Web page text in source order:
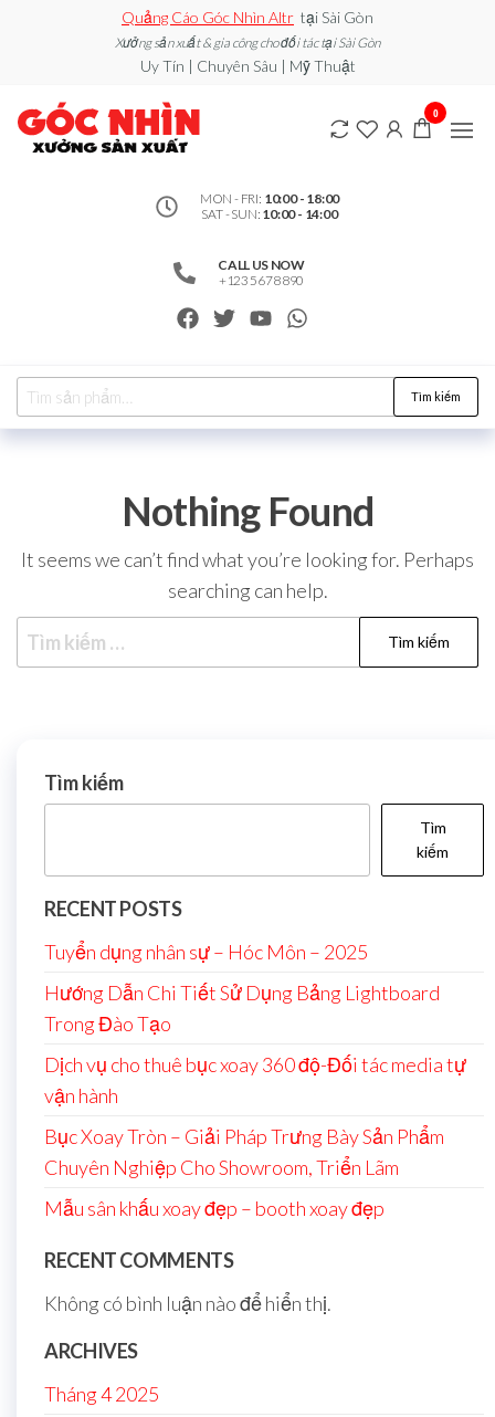
Quảng Cáo Góc Nhìn Altr tại Sài Gòn
Xưởng sản xuất & gia công cho đối tác tại Sài Gòn
Uy Tín | Chuyên Sâu | Mỹ Thuật
0912502060
– Xưởng
bán
hàng /
Xoay
may
MON - FRI: 10:00 - 18:00
SAT - SUN: 10:00 - 14:00
CALL US NOW
+123 5678 890
0
Tìm kiếm
Nothing Found
It seems we can’t find what you’re looking for. Perhaps
searching can help.
Tìm kiếm
Tìm
kiếm
RECENT POSTS
Tuyển dụng nhân sự – Hóc Môn – 2025
Hướng Dẫn Chi Tiết Sử Dụng Bảng Lightboard
Trong Đào Tạo
Dịch vụ cho thuê bục xoay 360 độ-Đối tác media tự
vận hành
Bục Xoay Tròn – Giải Pháp Trưng Bày Sản Phẩm
Chuyên Nghiệp Cho Showroom, Triển Lãm
Mẫu sân khấu xoay đẹp – booth xoay đẹp
RECENT COMMENTS
Không có bình luận nào để hiển thị.
ARCHIVES
Tháng 4 2025